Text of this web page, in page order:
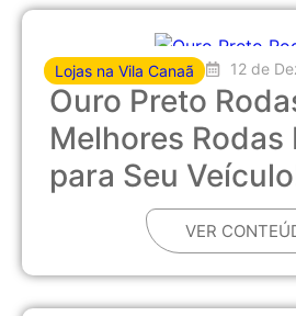
Lojas na Vila Canaã 12 de
Ouro Preto
Melhores Rodas
para Seu
VER